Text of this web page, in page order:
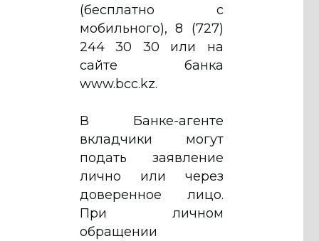
(бесплатно с
мобильного), 8 (727)
244 30 30 или на
сайте банка
www.bcc.kz.
В Банке-агенте
вкладчики могут
подать заявление
лично или через
доверенное лицо.
При личном
обращении